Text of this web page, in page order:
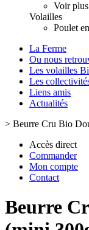
Voir
Volailles
Poulet
La Ferme
Ou nous
Les volailles
Les
Liens amis
Actualités
> Beurre Cru Bio
Accès direct
Commander
Mon compte
Contact
Beurre